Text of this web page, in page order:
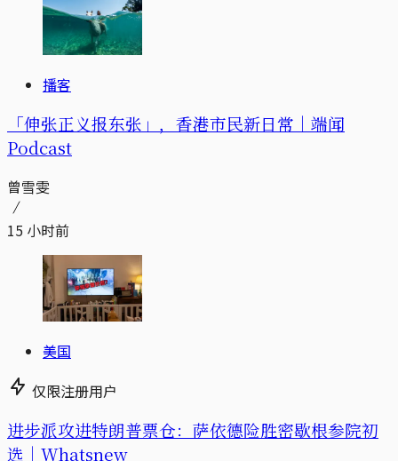
播客
「伸张正义报东张」，香港市民新日常｜端闻
Podcast
曾雪雯
15 小时前
美国
仅限注册用户
进步派攻进特朗普票仓：萨依德险胜密歇根参院初
选｜Whatsnew